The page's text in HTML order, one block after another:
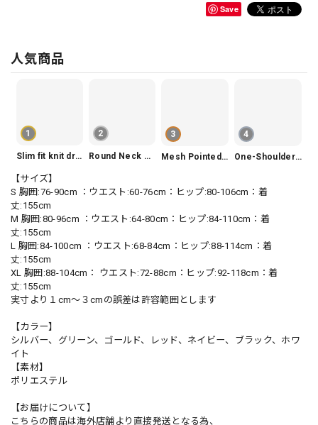
Save
人気商品
1
Slim fit knit dress(3color) V1330
2
Round Neck Tiered Sleeveless Dress V2290
3
Mesh Pointed Toe Pumps V165
4
One-Shoulder Slim-Fit Flattering Mermaid Skirt Dress V2295
【サイズ】
S 胸囲:76-90cm ：ウエスト:60-76cm：ヒップ:80-106cm：着
丈:155cm
M 胸囲:80-96cm ：ウエスト:64-80cm：ヒップ:84-110cm：着
丈:155cm
L 胸囲:84-100cm ：ウエスト:68-84cm：ヒップ:88-114cm：着
丈:155cm
XL 胸囲:88-104cm： ウエスト:72-88cm：ヒップ:92-118cm：着
丈:155cm
実寸より１cm〜３cmの誤差は許容範囲とします
【カラー】
シルバー、グリーン、ゴールド、レッド、ネイビー、ブラック、ホワ
イト
【素材】
ポリエステル
【お届けについて】
こちらの商品は海外店舗より直接発送となる為、